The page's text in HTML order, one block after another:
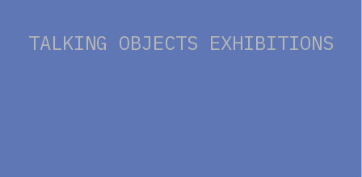
TALKING OBJECTS EXHIBITIONS